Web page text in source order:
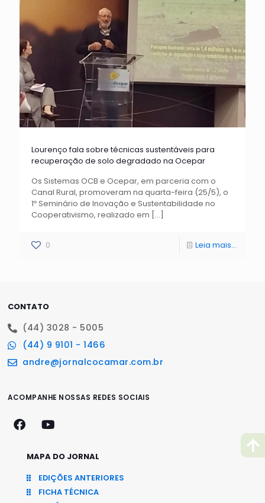
Lourenço fala sobre técnicas sustentáveis para
recuperação de solo degradado na Ocepar
Os Sistemas OCB e Ocepar, em parceria com o
Canal Rural, promoveram na quarta-feira (25/5), o
1º Seminário de Inovação e Sustentabilidade no
Cooperativismo, realizado em […]
0 Leia mais...
CONTATO
(44) 3028 - 5005
(44) 9 9101 - 1466
andre@jornalcocamar.com.br
ACOMPANHE NOSSAS REDES SOCIAIS
MAPA DO JORNAL
EDIÇÕES ANTERIORES
FICHA TÉCNICA